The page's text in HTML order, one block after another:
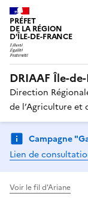
PRÉFET
DE LA RÉGION
D'ÎLE-DE-FRANCE
DRIAAF Île-
Direction
de l’Agriculture et
Campagne
Lien de
Voir le fil d'Ariane